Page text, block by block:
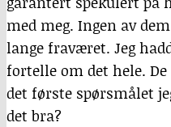
med meg. Ingen av
lange fraværet. Jeg
fortelle om det hele.
det første spørsmålet
det bra?